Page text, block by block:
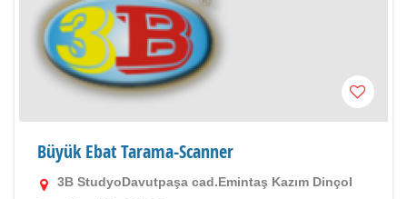
Büyük Ebat Tarama-Scanner
3B StudyoDavutpaşa cad.Emintaş Kazım Dinçol